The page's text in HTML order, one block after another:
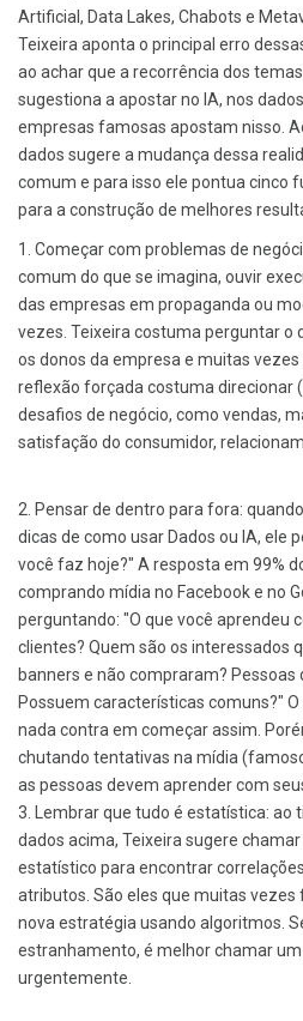
Artificial, Data Lakes, Chabots e
Teixeira aponta o principal erro
ao achar que a recorrência dos
sugestiona a apostar no IA, nos
empresas famosas apostam nisso.
dados sugere a mudança dessa
comum e para isso ele pontua cinco
para a construção de melhores
1. Começar com problemas de
comum do que se imagina, ouvir
das empresas em propaganda ou
vezes. Teixeira costuma perguntar o
os donos da empresa e muitas vezes
reflexão forçada costuma direcionar
desafios de negócio, como vendas,
satisfação do consumidor,
2. Pensar de dentro para fora:
dicas de como usar Dados ou IA, ele
você faz hoje?" A resposta em 99%
comprando mídia no Facebook e no
perguntando: "O que você aprendeu
clientes? Quem são os interessados
banners e não compraram?
Possuem características comuns?"
nada contra em começar assim.
chutando tentativas na mídia
as pessoas devem aprender com
3. Lembrar que tudo é estatística: ao
dados acima, Teixeira sugere
estatístico para encontrar
atributos. São eles que muitas
nova estratégia usando algoritmos.
estranhamento, é melhor chamar
urgentemente.